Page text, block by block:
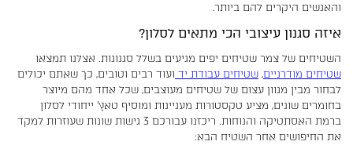
והאנשים היקרים להם ביותר.
איזה סגנון עיצובי הכי מתאים לסלון?
השטיחים של צמר שטיחים יפים מגיעים בשלל סגנונות. אצלנו תמצאו
שטיחים מודרניים, שטיחים עבודת יד ועוד רבים וטובים, כך שאתם יכולים
לבחור מבין מגוון עצום של שטיחים מעוצבים, שכל אחד מהם מיוצר
בחומרים שונים, מציע טקסטורות מעניינות ומוסיף טאץ' ייחודי לסלון
ברמת האסתטיקה והנוחות. ריכזנו עבורכם 3 גישות שונות שעוזרות למקד
את החיפושים אחר השטיח הבא: